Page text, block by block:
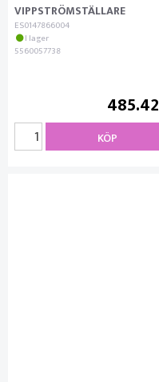
VIPPSTRÖMSTÄLLARE
ES0147866004
I lager
5560057738
485.42
KÖP